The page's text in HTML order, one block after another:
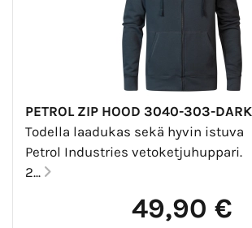
PETROL ZIP HOOD 3040-303-
Todella laadukas sekä hyvin istuva
Petrol Industries vetoketjuhuppari.
2...
49,90 €